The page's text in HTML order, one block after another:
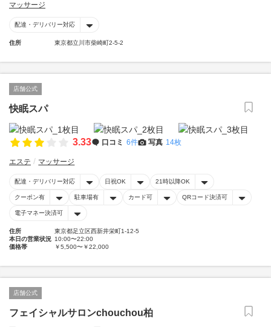
マッサージ
配達・デリバリー対応
住所 東京都立川市柴崎町2-5-2
店舗公式
快眠スパ
3.33 口コミ 6件 写真 14枚
エステ マッサージ
配達・デリバリー対応 日祝OK 21時以降OK
クーポン有 駐車場有 カード可 QRコード決済可
電子マネー決済可
住所
東京都足立区西新井栄町1-12-5
本日の営業状況 10:00〜22:00
価格帯
￥5,500〜￥22,000
店舗公式
フェイシャルサロンchouchou柏